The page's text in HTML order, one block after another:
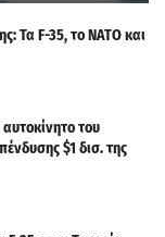
Τα F-35, το ΝΑΤΟ και
του
$1 δισ. της